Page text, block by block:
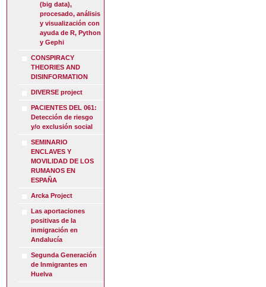
(big data),
procesado, análisis
y visualización con
ayuda de R, Python
y Gephi
CONSPIRACY
THEORIES AND
DISINFORMATION
DIVERSE project
PACIENTES DEL 061:
Detección de riesgo
y/o exclusión social
SEMINARIO
ENCLAVES Y
MOVILIDAD DE LOS
RUMANOS EN
ESPAÑA
Arcka Project
Las aportaciones
positivas de la
inmigración en
Andalucía
Segunda Generación
de Inmigrantes en
Huelva